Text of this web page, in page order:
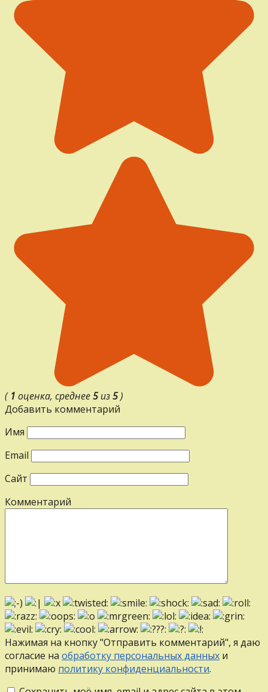
( 1 оценка, среднее5из5)
Добавить комментарий
Имя
Email
Сайт
Комментарий
Нажимая на кнопку "Отправить комментарий", я даю
согласие на обработку персональных данных и
принимаю политику конфиденциальности.